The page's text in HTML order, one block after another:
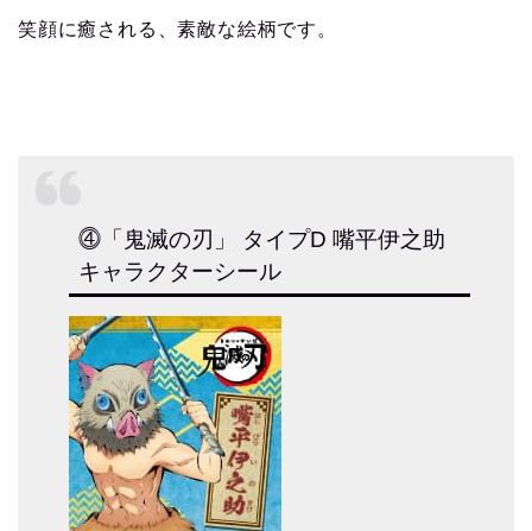
笑顔に癒される、素敵な絵柄です。
⓸「鬼滅の刃」 タイプD 嘴平伊之助
キャラクターシール